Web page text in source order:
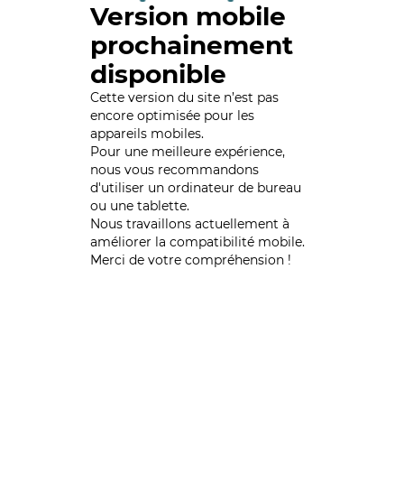
Version mobile
prochainement
disponible
Cette version du site n’est pas
encore optimisée pour les
appareils mobiles.
Pour une meilleure expérience,
nous vous recommandons
d'utiliser un ordinateur de bureau
ou une tablette.
Nous travaillons actuellement à
améliorer la compatibilité mobile.
Merci de votre compréhension !